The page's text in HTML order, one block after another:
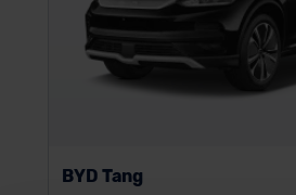
BYD Tang